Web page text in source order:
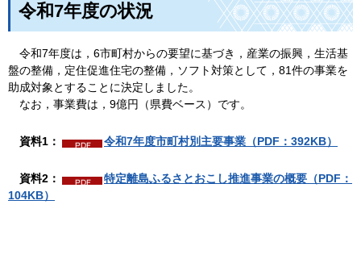
令和7年度の状況
令和7年度は ，6市町村からの要望に基づき，産業の振興，生活基
盤の整備，定住促進住宅の整備，ソフト対策として，81件の事業を
助成対象とすることに決定しました。
なお ，事業費は，9億円（県費ベース）です。
資料1： 令和7年度市町村別主要事業（PDF：392KB）
資料2 ：
特定離島ふるさとおこし推進事業の概要（PDF：
104KB）